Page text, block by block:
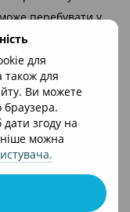
для
також для
Ви можете
згоду на
можна
.
перебувати у
стільця
кріпиться до
режимі
теплу
малюка від